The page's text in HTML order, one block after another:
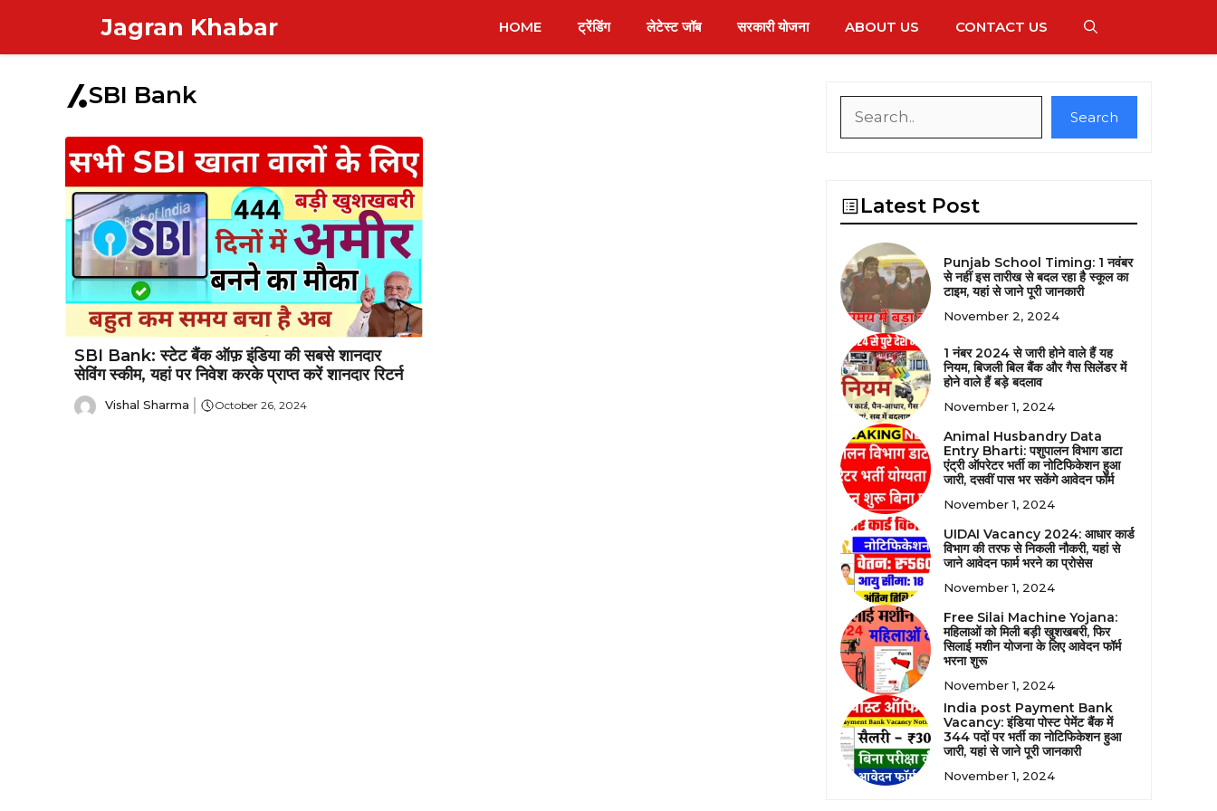
content
Jagran Khabar HOME ट्रेंडिंग लेटेस्ट जॉब सरकारी योजना ABOUT US CONTACT US
SBI Bank
SBI Bank: स्टेट बैंक ऑफ़ इंडिया की सबसे शानदार
सेविंग स्कीम, यहां पर निवेश करके प्राप्त करें शानदार रिटर्न
Vishal Sharma October 26, 2024
Search
Latest Post
Punjab School Timing: 1 नवंबर
से नहीं इस तारीख से बदल रहा है स्कूल का
टाइम, यहां से जाने पूरी जानकारी
November 2, 2024
1 नंबर 2024 से जारी होने वाले हैं यह
नियम, बिजली बिल बैंक और गैस सिलेंडर में
होने वाले हैं बड़े बदलाव
November 1, 2024
Animal Husbandry Data
Entry Bharti: पशुपालन विभाग डाटा
एंट्री ऑपरेटर भर्ती का नोटिफिकेशन हुआ
जारी, दसवीं पास भर सकेंगे आवेदन फॉर्म
November 1, 2024
UIDAI Vacancy 2024: आधार कार्ड
विभाग की तरफ से निकली नौकरी, यहां से
जाने आवेदन फार्म भरने का प्रोसेस
November 1, 2024
Free Silai Machine Yojana:
महिलाओं को मिली बड़ी खुशखबरी, फिर
सिलाई मशीन योजना के लिए आवेदन फॉर्म
भरना शुरू
November 1, 2024
India post Payment Bank
Vacancy: इंडिया पोस्ट पेमेंट बैंक में
344 पदों पर भर्ती का नोटिफिकेशन हुआ
जारी, यहां से जाने पूरी जानकारी
November 1, 2024